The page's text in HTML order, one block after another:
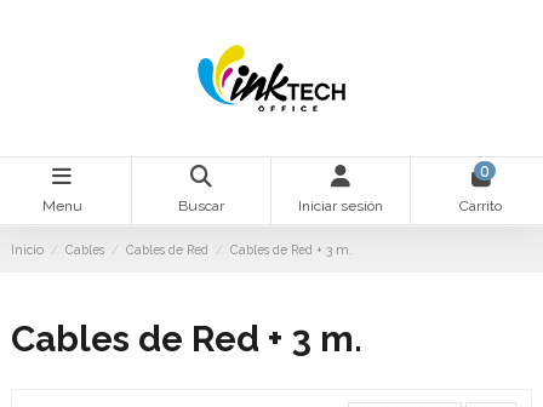
Menu Buscar Iniciar sesión
0
Carrito
Inicio Cables Cables de Red Cables de Red + 3 m.
Cables de Red + 3 m.